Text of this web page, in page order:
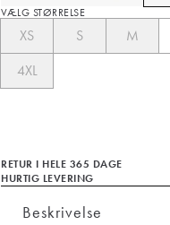
VÆLG STØRRELSE
XS S M
4XL
RETUR I HELE 365 DAGE
HURTIG LEVERING
Beskrivelse